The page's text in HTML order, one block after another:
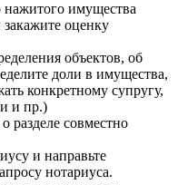
нажитого имущества
оценку
объектов, об
доли в имущества,
конкретному супругу,
и пр.)
разделе совместно
и направьте
нотариуса.